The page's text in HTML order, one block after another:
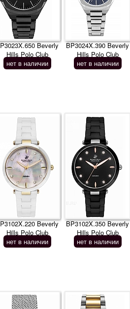
Beverly
Hills Polo Club
нет в наличии
BP3024X.390 Beverly
Hills Polo Club
нет в наличии
Beverly
Hills Polo Club
нет в наличии
BP3102X.350 Beverly
Hills Polo Club
нет в наличии